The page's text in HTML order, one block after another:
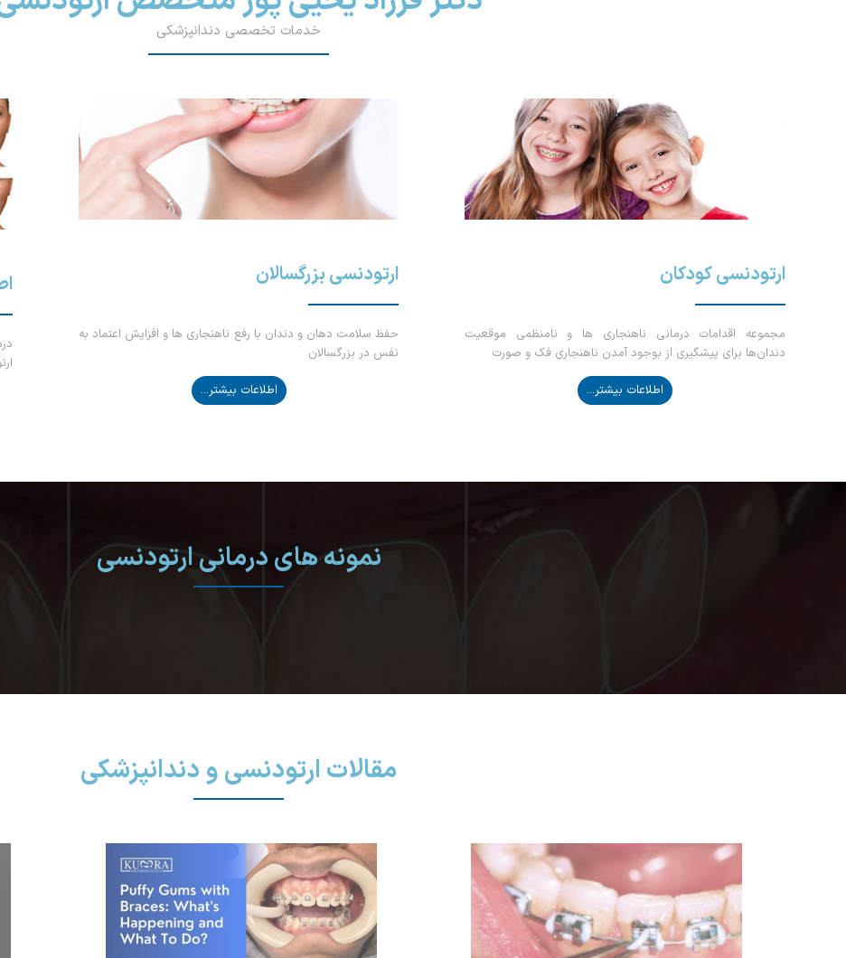
خدمات تخصصی دندانپزشکی
ارتودنسی کودکان
مجموعه اقدامات درمانی ناهنجاری ها و نامنظمی موقعیت
دندان‌ها برای پیشگیری از بوجود آمدن ناهنجاری فک و صورت
اطلاعات بیشتر...
ارتودنسی بزرگسالان
حفظ سلامت دهان و دندان با رفع ناهنجاری ها و افزایش اعتماد به
نفس در بزرگسالان
اطلاعات بیشتر...
نمونه های درمانی ارتودنسی
مقالات ارتودنسی و دندانپزشکی